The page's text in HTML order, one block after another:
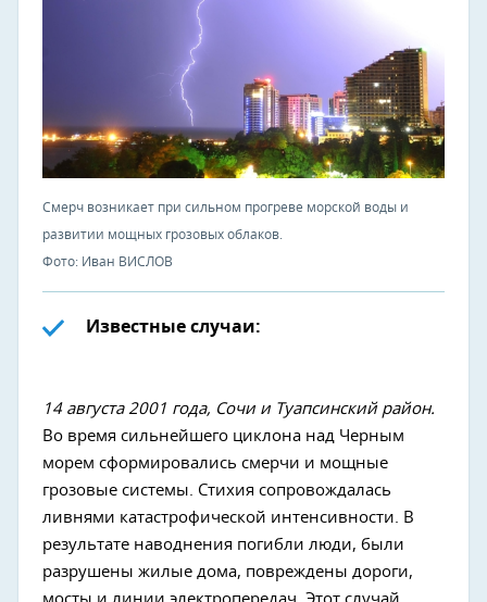
Смерч возникает при сильном прогреве морской воды и
развитии мощных грозовых облаков.
Фото: Иван ВИСЛОВ
Известные случаи:
14 августа 2001 года, Сочи и Туапсинский район.
Во время сильнейшего циклона над Черным
морем сформировались смерчи и мощные
грозовые системы. Стихия сопровождалась
ливнями катастрофической интенсивности. В
результате наводнения погибли люди, были
разрушены жилые дома, повреждены дороги,